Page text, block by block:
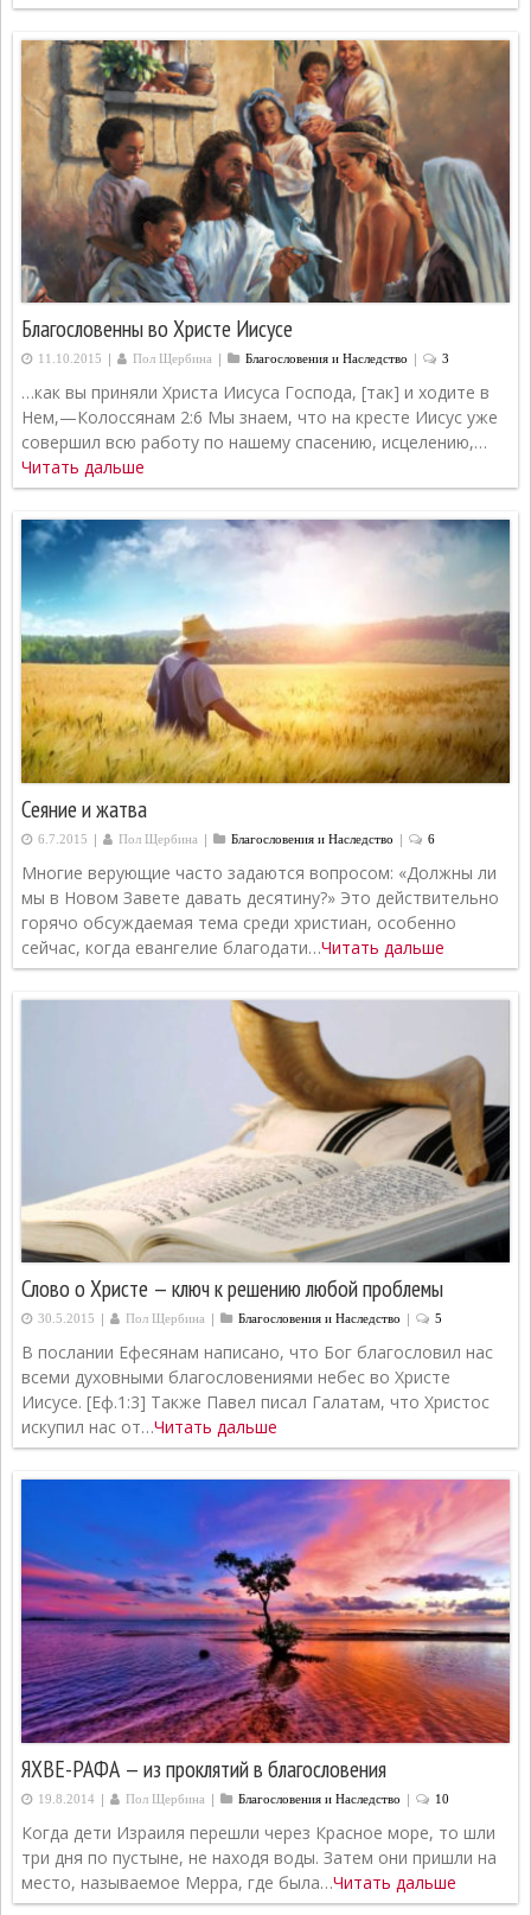
Благословенны во Христе Иисусе
11.10.2015 | Пол Щербина | Благословения и Наследство | 3
…как вы приняли Христа Иисуса Господа, [так] и ходите в
Нем,—Колоссянам 2:6 Мы знаем, что на кресте Иисус уже
совершил всю работу по нашему спасению, исцелению,…
Читать дальше
Сеяние и жатва
6.7.2015 | Пол Щербина | Благословения и Наследство | 6
Многие верующие часто задаются вопросом: «Должны ли
мы в Новом Завете давать десятину?» Это действительно
горячо обсуждаемая тема среди христиан, особенно
сейчас, когда евангелие благодати…Читать дальше
Слово о Христе — ключ к решению любой проблемы
30.5.2015 | Пол Щербина | Благословения и Наследство | 5
В послании Ефесянам написано, что Бог благословил нас
всеми духовными благословениями небес во Христе
Иисусе. [Еф.1:3] Также Павел писал Галатам, что Христос
искупил нас от…Читать дальше
ЯХВЕ-РАФА — из проклятий в благословения
19.8.2014 | Пол Щербина | Благословения и Наследство | 10
Когда дети Израиля перешли через Красное море, то шли
три дня по пустыне, не находя воды. Затем они пришли на
место, называемое Мерра, где была…Читать дальше